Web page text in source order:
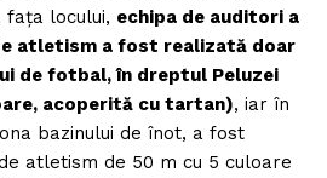
fața locului, echipa de auditori a
atletism a fost realizată doar
de fotbal, în dreptul Peluzei
acoperită cu tartan), iar în
bazinului de înot, a fost
atletism de 50 m cu 5 culoare